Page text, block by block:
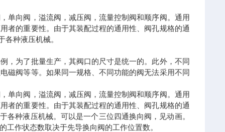
单向阀，溢流阀，减压阀，流量控制阀和顺序阀。通用
者的重要性。由于其装配过程的通用性、阀孔规格的通
种液压机械。
，为了批量生产，其阀口的尺寸是统一的。此外，不同
磁阀等等。如果同一规格、不同功能的阀无法采用不同
单向阀，溢流阀，减压阀，流量控制阀和顺序阀。通用
者的重要性。由于其装配过程的通用性、阀孔规格的通
种液压机械。可以是一个三位四通换向阀，见动画。
作状态数取决于先导换向阀的工作位置数。